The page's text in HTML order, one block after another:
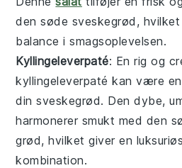
den søde sveskegrød ,
balance i smagsoplevelsen.
Kyllingeleverpaté: En rig og
kyllingeleverpaté kan være
dinsveskegrød. Den dybe,
harmonerer smukt med den
grød, hvilket giver en
kombination.